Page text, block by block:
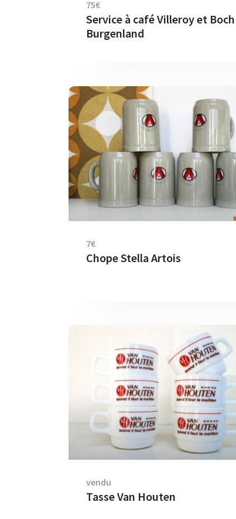
75€
Service à café Villeroy et Boch
Burgenland
7€
Chope Stella Artois
vendu
Tasse Van Houten